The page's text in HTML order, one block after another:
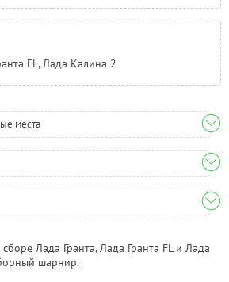
FL, Лада Калина 2
места
Лада Гранта, Лада Гранта FL и Лада
шарнир.